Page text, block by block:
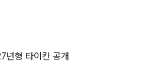
년형 타이칸 공개